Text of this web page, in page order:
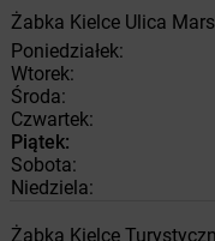
Żabka Kielce Ulica
Poniedziałek:
Wtorek:
Środa:
Czwartek:
Piątek:
Sobota:
Niedziela:
Żabka Kielce